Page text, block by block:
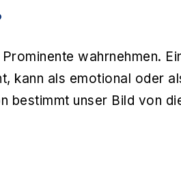
wahrnehmen.
kann als emotional oder
bestimmt unser Bild von